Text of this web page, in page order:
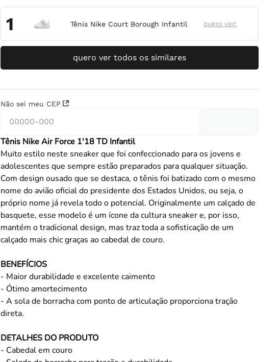
1 Tênis Nike Court Borough Infantil quero ver!
quero ver todos os similares
Não sei meu CEP
Tênis Nike Air Force 1'18 TD Infantil
Muito estilo neste sneaker que foi confeccionado para os jovens e
adolescentes que sempre estão preparados para qualquer situação.
Com design ousado que se destaca, o tênis foi batizado com o mesmo
nome do avião oficial do presidente dos Estados Unidos, ou seja, o
próprio nome já revela todo o potencial. Originalmente um calçado de
basquete, esse modelo é um ícone da cultura sneaker e, por isso,
mantém o tradicional design, mas traz toda a sofisticação de um
calçado mais chic graças ao cabedal de couro.
BENEFÍCIOS
- Maior durabilidade e excelente caimento
- Ótimo amortecimento
- A sola de borracha com ponto de articulação proporciona tração
direta.
DETALHES DO PRODUTO
- Cabedal em couro